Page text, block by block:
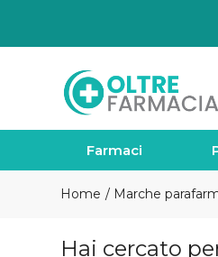
Farmaci
Home Marche
Hai cercato